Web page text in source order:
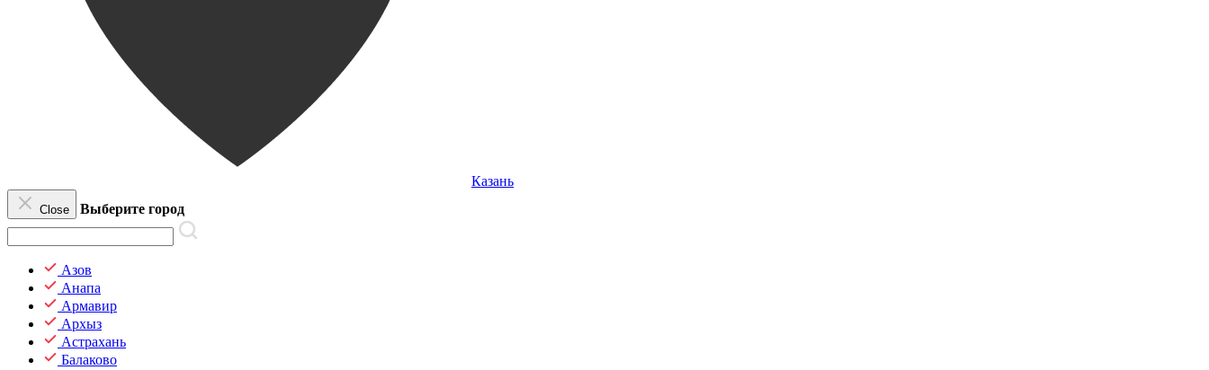
Казань
Close Выберите город
Азов
Анапа
Армавир
Архыз
Астрахань
Балаково